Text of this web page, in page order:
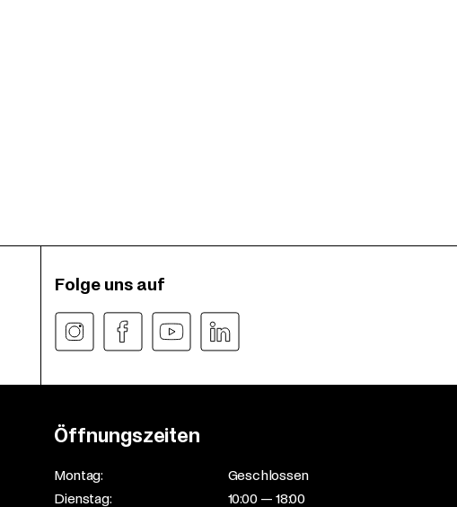
Folge uns auf
Öffnungszeiten
Montag:
Geschlossen
Dienstag:
10:00 — 18:00